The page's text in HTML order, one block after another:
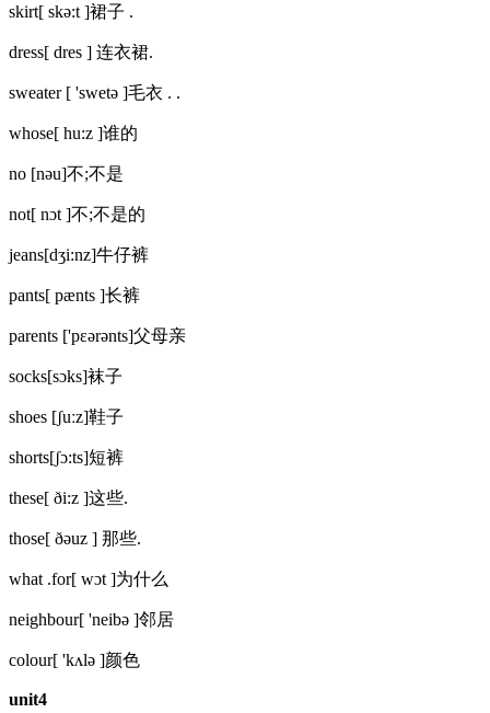
skirt[ skə:t ]裙子 .
dress[ dres ] 连衣裙.
sweater [ 'swetə ]毛衣 . .
whose[ hu:z ]谁的
no [nəu]不;不是
not[ nɔt ]不;不是的
jeans[dʒi:nz]牛仔裤
pants[ pænts ]长裤
parents ['pɛərənts]父母亲
socks[sɔks]袜子
shoes [ʃuːz]鞋子
shorts[ʃɔ:ts]短裤
these[ ði:z ]这些.
those[ ðəuz ] 那些.
what .for[ wɔt ]为什么
neighbour[ 'neibə ]邻居
colour[ 'kʌlə ]颜色
unit4